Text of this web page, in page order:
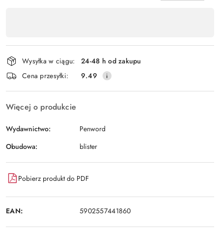
płatność
i
dostawa
Wysyłka w ciągu:
24-48 h od zakupu
Cena przesyłki:
9.49
Więcej o produkcie
Wydawnictwo:
Penword
Obudowa:
blister
Pobierz produkt do PDF
EAN: 5902557441860